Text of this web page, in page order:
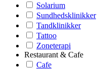
Solarium
Sundhedsklinikker
Tandklinikker
Tattoo
Zoneterapi
Restaurant & Cafe
Cafe